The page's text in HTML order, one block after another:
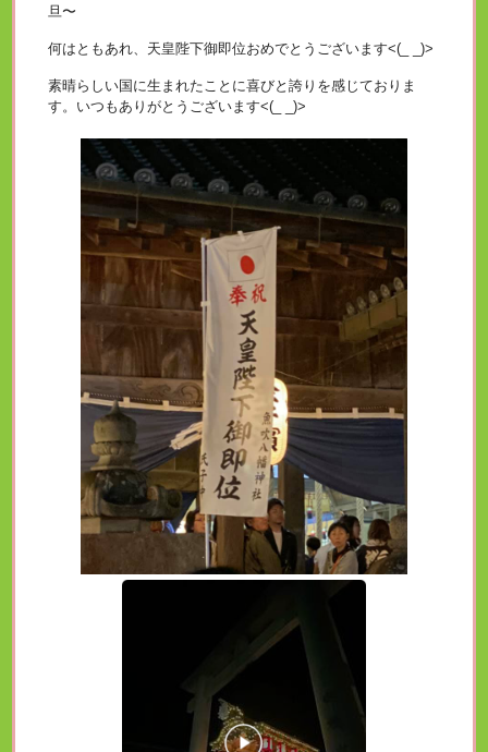
旦〜
何はともあれ、天皇陛下御即位おめでとうございます<(_ _)>
素晴らしい国に生まれたことに喜びと誇りを感じておりま
す。いつもありがとうございます<(_ _)>